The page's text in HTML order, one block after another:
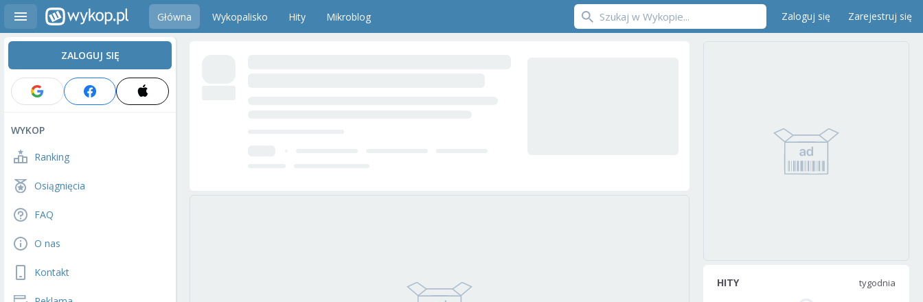
Główna Wykopalisko Hity Mikroblog Zaloguj się Zarejestruj się
ZALOGUJ SIĘ
WYKOP
Ranking
Osiągnięcia
FAQ
O nas
Kontakt
HITY tygodnia